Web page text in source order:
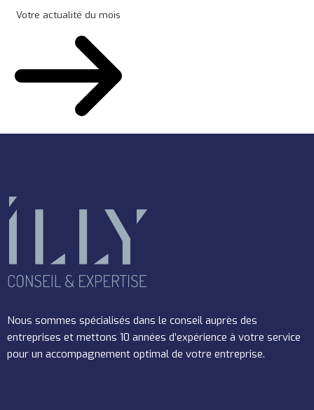
Votre actualité du mois
Nous sommes spécialisés dans le conseil auprès des
entreprises et mettons 10 années d’expérience à votre service
pour un accompagnement optimal de votre entreprise.